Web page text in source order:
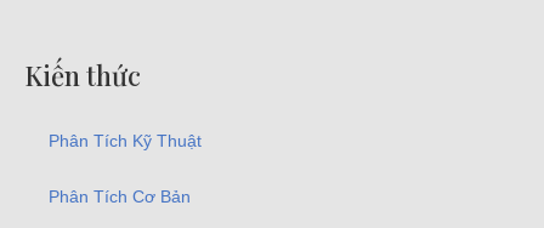
Kiến thức
Phân Tích Kỹ Thuật
Phân Tích Cơ Bản